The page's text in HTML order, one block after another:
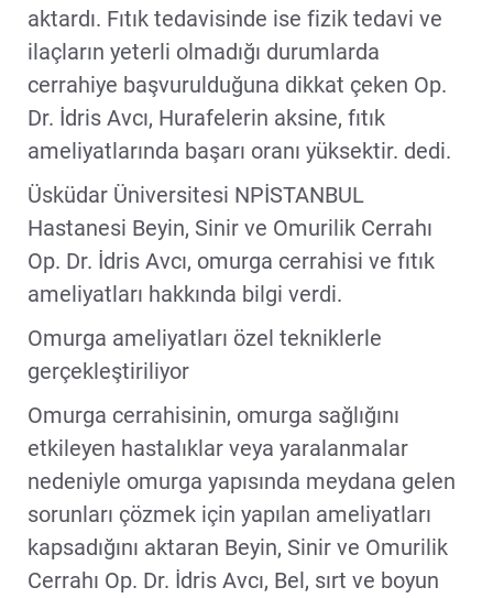
aktardı. Fıtık tedavisinde ise fizik tedavi ve
ilaçların yeterli olmadığı durumlarda
cerrahiye başvurulduğuna dikkat çeken Op.
Dr. İdris Avcı, Hurafelerin aksine, fıtık
ameliyatlarında başarı oranı yüksektir. dedi.
Üsküdar Üniversitesi NPİSTANBUL
Hastanesi Beyin, Sinir ve Omurilik Cerrahı
Op. Dr. İdris Avcı, omurga cerrahisi ve fıtık
ameliyatları hakkında bilgi verdi.
Omurga ameliyatları özel tekniklerle
gerçekleştiriliyor
Omurga cerrahisinin, omurga sağlığını
etkileyen hastalıklar veya yaralanmalar
nedeniyle omurga yapısında meydana gelen
sorunları çözmek için yapılan ameliyatları
kapsadığını aktaran Beyin, Sinir ve Omurilik
Cerrahı Op. Dr. İdris Avcı, Bel, sırt ve boyun